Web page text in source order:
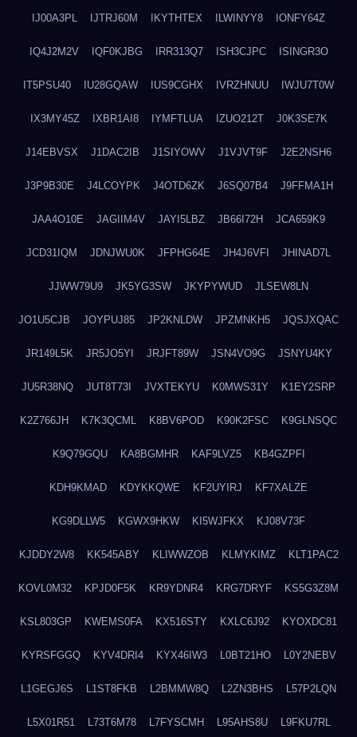
IJ00A3PL IJTRJ60M IKYTHTEX ILWINYY8 IONFY64Z
IQ4J2M2V IQF0KJBG IRR313Q7 ISH3CJPC ISINGR3O
IT5PSU40 IU28GQAW IUS9CGHX IVRZHNUU IWJU7T0W
IX3MY45Z IXBR1AI8 IYMFTLUA IZUO212T J0K3SE7K
J14EBVSX J1DAC2IB J1SIYOWV J1VJVT9F J2E2NSH6
J3P9B30E J4LCOYPK J4OTD6ZK J6SQ07B4 J9FFMA1H
JAA4O10E JAGIIM4V JAYI5LBZ JB66I72H JCA659K9
JCD31IQM JDNJWU0K JFPHG64E JH4J6VFI JHINAD7L
JJWW79U9 JK5YG3SW JKYPYWUD JLSEW8LN
JO1U5CJB JOYPUJ85 JP2KNLDW JPZMNKH5 JQSJXQAC
JR149L5K JR5JO5YI JRJFT89W JSN4VO9G JSNYU4KY
JU5R38NQ JUT8T73I JVXTEKYU K0MWS31Y K1EY2SRP
K2Z766JH K7K3QCML K8BV6POD K90K2FSC K9GLNSQC
K9Q79GQU KA8BGMHR KAF9LVZ5 KB4GZPFI
KDH9KMAD KDYKKQWE KF2UYIRJ KF7XALZE
KG9DLLW5 KGWX9HKW KI5WJFKX KJ08V73F
KJDDY2W8 KK545ABY KLIWWZOB KLMYKIMZ KLT1PAC2
KOVL0M32 KPJD0F5K KR9YDNR4 KRG7DRYF KS5G3Z8M
KSL803GP KWEMS0FA KX516STY KXLC6J92 KYOXDC81
KYRSFGGQ KYV4DRI4 KYX46IW3 L0BT21HO L0Y2NEBV
L1GEGJ6S L1ST8FKB L2BMMW8Q L2ZN3BHS L57P2LQN
L5X01R51 L73T6M78 L7FYSCMH L95AHS8U L9FKU7RL